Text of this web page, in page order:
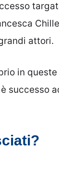
attori.
in queste
successo